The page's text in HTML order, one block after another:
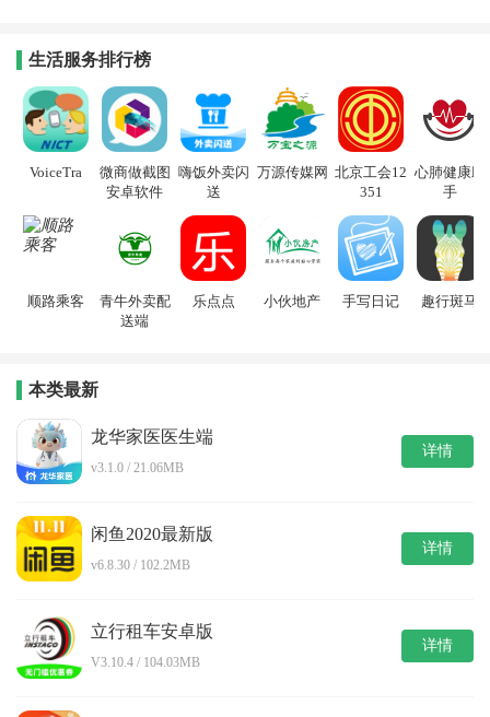
生活服务排行榜
VoiceTra
微商做截图
安卓软件
嗨饭外卖闪
送
万源传媒网 北京工会12
351
心肺健康助
手
顺路乘客
青牛外卖配
送端
乐点点 小伙地产 手写日记 趣行斑马
本类最新
龙华家医医生端
v3.1.0 / 21.06MB
详情
闲鱼2020最新版
v6.8.30 / 102.2MB
详情
立行租车安卓版
V3.10.4 / 104.03MB
详情